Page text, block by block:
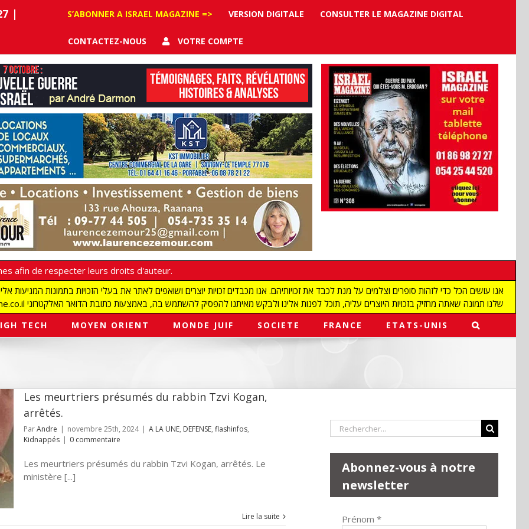
|
S’ABONNER A ISRAEL MAGAZINE => VERSION DIGITALE CONSULTER LE MAGAZINE DIGITAL
CONTACTEZ-NOUS VOTRE COMPTE
afin de respecter leurs droits d'auteur.
redaction@israelmagazine.co.il שלנו תמונה שאתה מחזיק בזכויות היוצרים עליה, תוכל לפנות אלינו ולבקש מאיתנו להפסיק להשתמש בה, באמצעות כתובת הדואר האלקטרוני
TECH MOYEN ORIENT MONDE JUIF SOCIETE FRANCE ETATS-UNIS
Les meurtriers présumés du rabbin Tzvi Kogan,
arrêtés.
ParAndre | novembre 25th, 2024 | A LA UNE, DEFENSE, flashinfos,
Kidnappés | 0 commentaire
Les meurtriers présumés du rabbin Tzvi Kogan, arrêtés. Le
ministère [...]
Lire la suite
Rechercher:
Abonnez-vous à notre
newsletter
Prénom *